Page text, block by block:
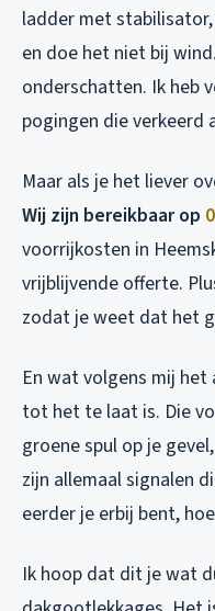
ladder met
en doe het niet bij
onderschatten. Ik heb
pogingen die verkeerd
Maar als je het liever
Wij zijn bereikbaar op
voorrijkosten in
vrijblijvende offerte.
zodat je weet dat het
En wat volgens mij
tot het te laat is. Die
groene spul op je
zijn allemaal signalen
eerder je erbij bent,
Ik hoop dat dit je wat